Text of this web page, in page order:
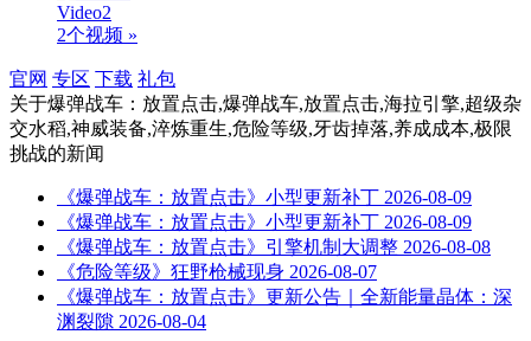
Video2
2个视频 »
官网 专区 下载 礼包
关于爆弹战车：放置点击,爆弹战车,放置点击,海拉引擎,超级杂
交水稻,神威装备,淬炼重生,危险等级,牙齿掉落,养成成本,极限
挑战的新闻
《爆弹战车：放置点击》小型更新补丁 2026-08-09
《爆弹战车：放置点击》小型更新补丁 2026-08-09
《爆弹战车：放置点击》引擎机制大调整 2026-08-08
《危险等级》狂野枪械现身 2026-08-07
《爆弹战车：放置点击》更新公告｜全新能量晶体：深
渊裂隙 2026-08-04